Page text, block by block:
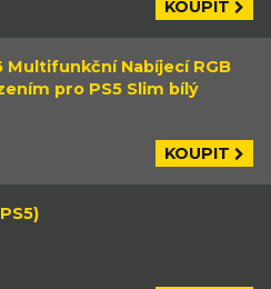
KOUPIT
Multifunkční Nabíjecí RGB
pro PS5 Slim bílý
KOUPIT